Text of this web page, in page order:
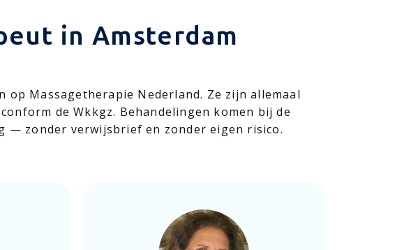
in Amsterdam
Massagetherapie Nederland. Ze zijn allemaal
de Wkkgz. Behandelingen komen bij de
— zonder verwijsbrief en zonder eigen risico.